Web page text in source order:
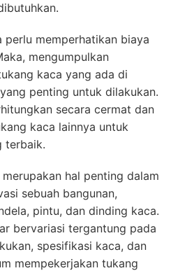
perlu memperhatikan biaya
mengumpulkan
kaca yang ada di
penting untuk dilakukan.
secara cermat dan
kaca lainnya untuk
terbaik.
hal penting dalam
sebuah bangunan,
pintu, dan dinding kaca.
bervariasi tergantung pada
spesifikasi kaca, dan
mempekerjakan tukang